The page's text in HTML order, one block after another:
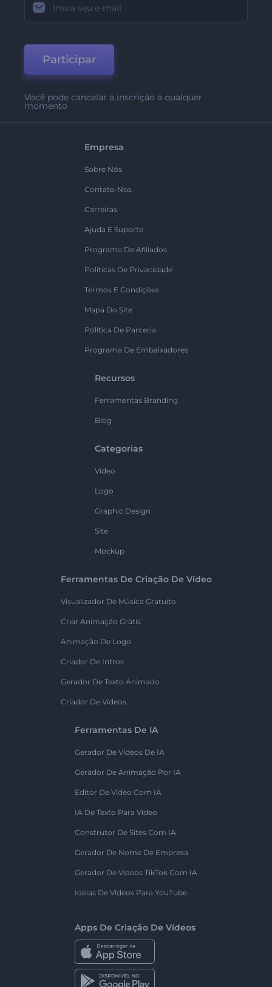
Participar
Você pode cancelar a inscrição a qualquer
momento
Empresa
Sobre Nós
Contate-Nos
Carreiras
Ajuda E Suporte
Programa De Afiliados
Políticas De Privacidade
Termos E Condições
Mapa Do Site
Política De Parceria
Programa De Embaixadores
Recursos
Ferramentas Branding
Blog
Categorias
Vídeo
Logo
Graphic Design
Site
Mockup
Ferramentas De Criação De Vídeo
Visualizador De Música Gratuito
Criar Animação Grátis
Animação De Logo
Criador De Intros
Gerador De Texto Animado
Criador De Vídeos
Ferramentas De IA
Gerador De Vídeos De IA
Gerador De Animação Por IA
Editor De Vídeo Com IA
IA De Texto Para Vídeo
Construtor De Sites Com IA
Gerador De Nome De Empresa
Gerador De Vídeos TikTok Com IA
Ideias De Vídeos Para YouTube
Apps De Criação De Vídeos